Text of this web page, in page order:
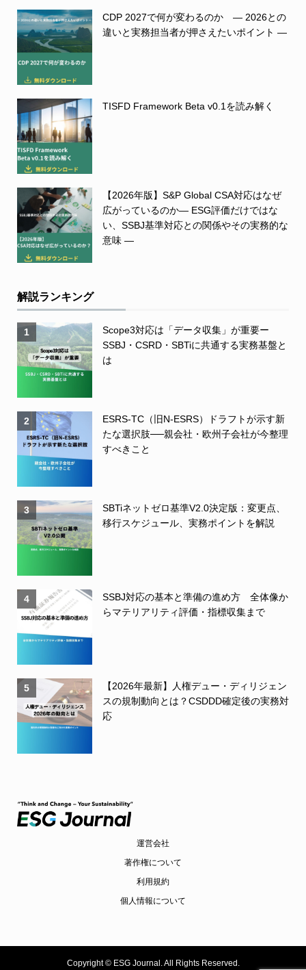
CDP 2027で何が変わるのか ― 2026との
違いと実務担当者が押さえたいポイント ―
TISFD Framework Beta v0.1を読み解く
【2026年版】S&P Global CSA対応はなぜ
広がっているのか― ESG評価だけではな
い、SSBJ基準対応との関係やその実務的な
意味 ―
解説ランキング
1
Scope3対応は「データ収集」が重要ー
SSBJ・CSRD・SBTiに共通する実務基盤と
は
2
ESRS-TC（旧N-ESRS）ドラフトが示す新
たな選択肢──親会社・欧州子会社が今整理
すべきこと
3
SBTiネットゼロ基準V2.0決定版：変更点、
移行スケジュール、実務ポイントを解説
4
SSBJ対応の基本と準備の進め方 全体像か
らマテリアリティ評価・指標収集まで
5
【2026年最新】人権デュー・ディリジェン
スの規制動向とは？CSDDD確定後の実務対
応
運営会社
著作権について
利用規約
個人情報について
Copyright ©ESG Journal. All Rights Reserved.